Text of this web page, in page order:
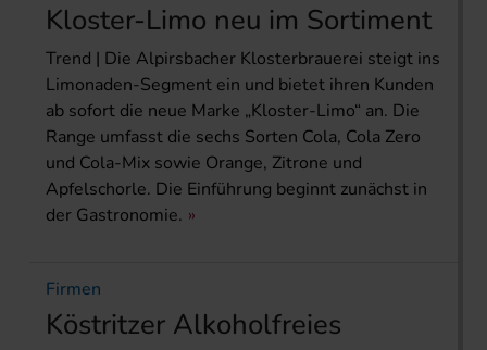
Kloster-Limo neu im Sortiment
Trend | Die Alpirsbacher Klosterbrauerei steigt ins
Limonaden-Segment ein und bietet ihren Kunden
ab sofort die neue Marke „Kloster-Limo“ an. Die
Range umfasst die sechs Sorten Cola, Cola Zero
und Cola-Mix sowie Orange, Zitrone und
Apfelschorle. Die Einführung beginnt zunächst in
der Gastronomie.
Firmen
Köstritzer Alkoholfreies